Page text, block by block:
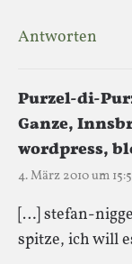
Antworten
Purzel-di-
Ganze,
wordpress,
4. März 2010 um
[…] stefan-
spitze, ich will